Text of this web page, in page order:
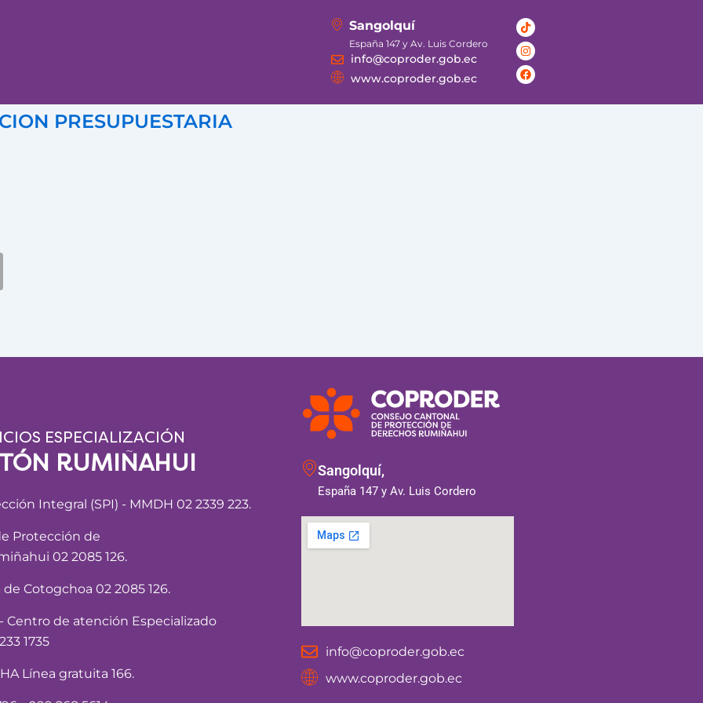
Sangolquí
España 147 y Av. Luis Cordero
info@coproder.gob.ec
www.coproder.gob.ec
Tiktok
Instagram
Facebook
PRESUPUESTARIA
ESPECIALIZACIÓN
RUMIÑAHUI
Integral (SPI) - MMDH 02 2339 223.
Protección de
02 2085 126.
Cotogchoa 02 2085 126.
Centro de atención Especializado
1735
Línea gratuita 166.
Sangolquí,
España 147 y Av. Luis Cordero
info@coproder.gob.ec
www.coproder.gob.ec